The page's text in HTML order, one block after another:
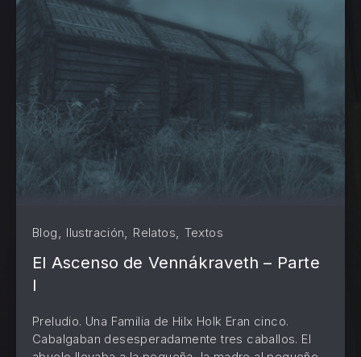
Blog Ilustración Relatos Textos
El Ascenso de Vennákraveth – Parte
I
Preludio. Una Familia de Hilx Holk Eran cinco.
Cabalgaban desesperadamente tres caballos. El